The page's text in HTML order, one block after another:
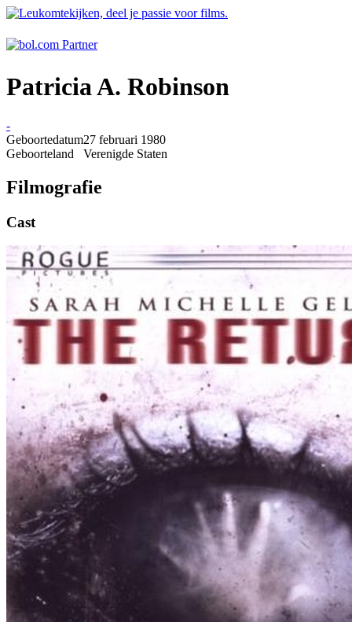
Patricia A. Robinson
-
Geboortedatum27 februari 1980
Geboorteland
Verenigde Staten
Filmografie
Cast